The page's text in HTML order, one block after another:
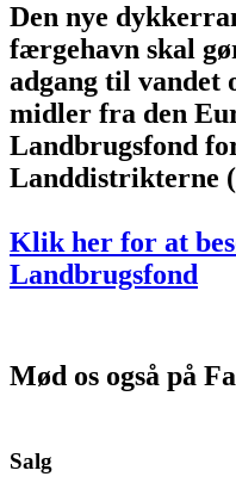
Den nye
færgehavn skal
adgang til vandet
midler fra den
Landbrugsfond
Landdistrikterne
Klik her for at
Landbrugsfond
Mød os også på
Salg